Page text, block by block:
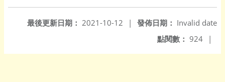
發佈日期： Invalid date
最後更新日期： 2021-10-12
|
點閱數： 924 |